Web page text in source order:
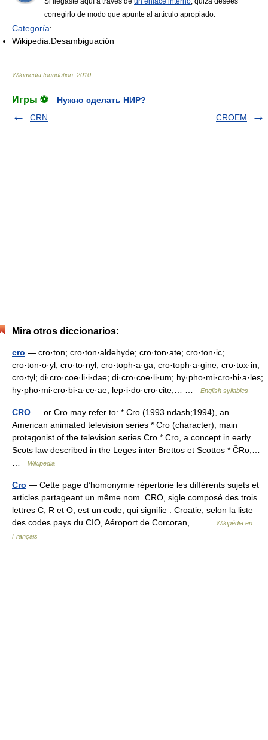
corregirlo de modo que apunte al artículo apropiado.
Categoría:
Wikipedia:Desambiguación
Wikimedia foundation 2010
Игры ⚽
Нужно сделать НИР?
CRN
CROEM
Mira otros diccionarios:
cro — cro·ton; cro·ton·aldehyde; cro·ton·ate; cro·ton·ic;
cro·ton·o·yl; cro·to·nyl; cro·toph·a·ga; cro·toph·a·gine; cro·tox·in;
cro·tyl; di·cro·coe·li·i·dae; di·cro·coe·li·um; hy·pho·mi·cro·bi·a·les;
hy·pho·mi·cro·bi·a·ce·ae; lep·i·do·cro·cite;… …
English syllables
CRO — or Cro may refer to: * Cro (1993 ndash;1994), an
American animated television series * Cro (character), main
protagonist of the television series Cro * Cro, a concept in early
Scots law described in the Leges inter Brettos et Scottos * ČRo,…
Wikipedia
Cro — Cette page d’homonymie répertorie les différents sujets et
articles partageant un même nom. CRO, sigle composé des trois
lettres C, R et O, est un code, qui signifie : Croatie, selon la liste
des codes pays du CIO, Aéroport de Corcoran,… …
Wikipédia en
Français